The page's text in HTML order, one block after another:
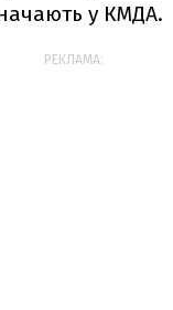
у КМДА.
РЕКЛАМА: